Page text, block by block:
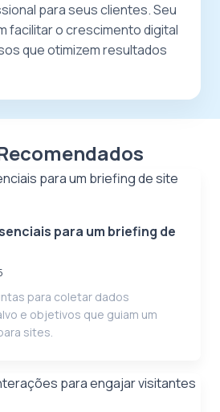
para seus clientes. Seu
facilitar o crescimento digital
que otimizem resultados
para um briefing de
para coletar dados
e objetivos que guiam um
sites.